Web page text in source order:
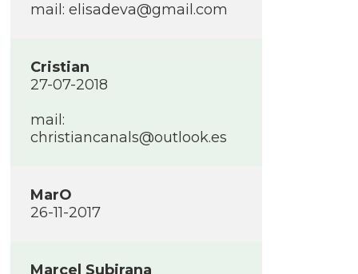
mail: elisadeva@gmail.com
Cristian
27-07-2018
mail:
christiancanals@outlook.es
MarO
26-11-2017
Marcel Subirana